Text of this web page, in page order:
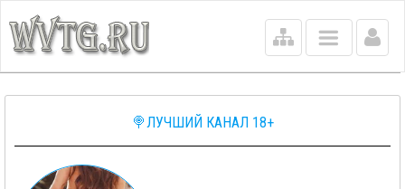
Main
menu
🍭ЛУЧШИЙ КАНАЛ 18+